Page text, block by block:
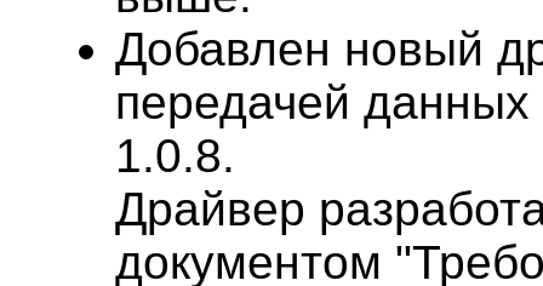
Добавлен новый
передачей
1.0.8.
Драйвер
документом